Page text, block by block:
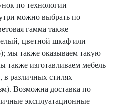
по технологии
можно выбрать по
гамма также
цветной шкаф или
мы также оказываем такую
также изготавливаем мебель
различных стилях
Возможна доставка по
эксплуатационные